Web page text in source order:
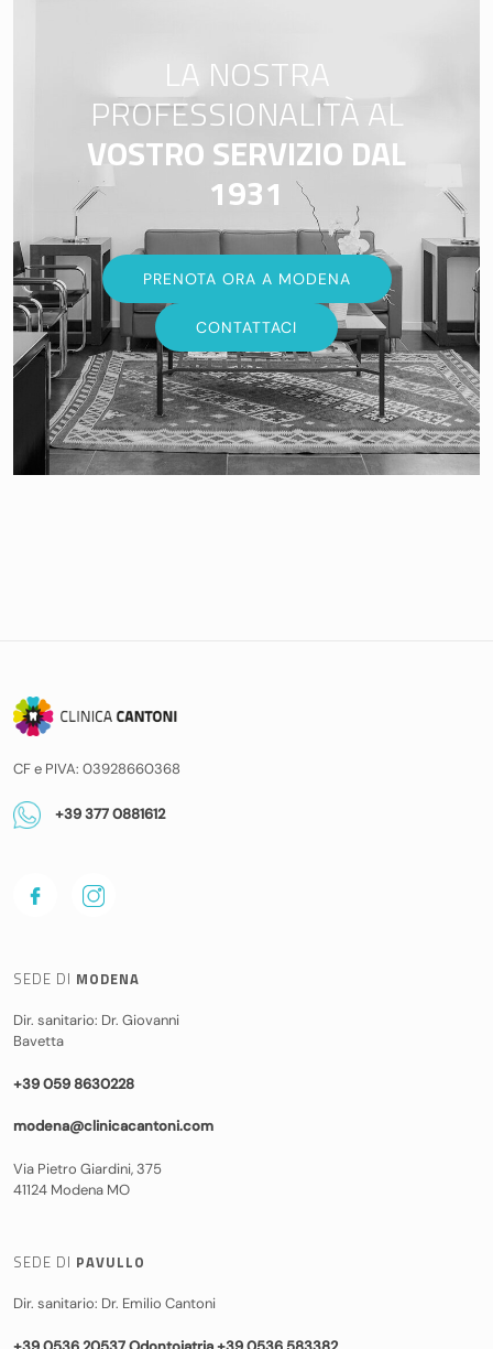
LA NOSTRA
PROFESSIONALITÀ AL
VOSTRO SERVIZIO DAL
1931
PRENOTA ORA A MODENA
CONTATTACI
CF e PIVA: 03928660368
+39 377 0881612
SEDE DI MODENA
Dir. sanitario: Dr. Giovanni
Bavetta
+39 059 8630228
modena@clinicacantoni.com
Via Pietro Giardini, 375
41124 Modena MO
SEDE DI PAVULLO
Dir. sanitario: Dr. Emilio Cantoni